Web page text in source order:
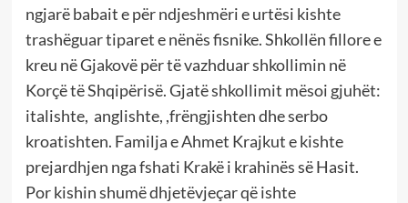
ngjarë babait e për ndjeshmëri e urtësi kishte
trashëguar tiparet e nënës fisnike. Shkollën fillore e
kreu në Gjakovë për të vazhduar shkollimin në
Korçë të Shqipërisë. Gjatë shkollimit mësoi gjuhët:
italishte, anglishte, ,frëngjishten dhe serbo
kroatishten. Familja e Ahmet Krajkut e kishte
prejardhjen nga fshati Krakë i krahinës së Hasit.
Por kishin shumë dhjetëvjeçar që ishte